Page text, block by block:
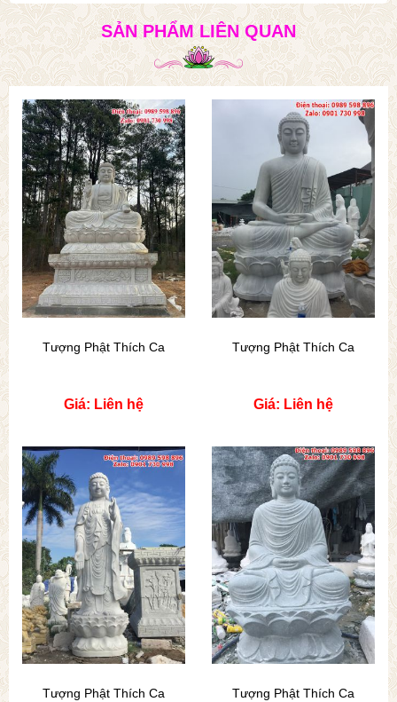
SẢN PHẨM LIÊN QUAN
Tượng Phật Thích Ca
Giá: Liên hệ
Tượng Phật Thích Ca
Giá: Liên hệ
Tượng Phật Thích Ca Tượng Phật Thích Ca